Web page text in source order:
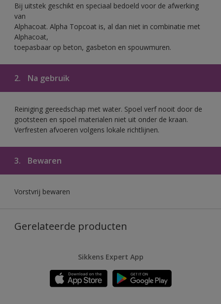
Bij uitstek geschikt en speciaal bedoeld voor de afwerking
van
Alphacoat. Alpha Topcoat is, al dan niet in combinatie met
Alphacoat,
toepasbaar op beton, gasbeton en spouwmuren.
2. Na gebruik
Reiniging gereedschap met water. Spoel verf nooit door de
gootsteen en spoel materialen niet uit onder de kraan.
Verfresten afvoeren volgens lokale richtlijnen.
3. Bewaren
Vorstvrij bewaren
Gerelateerde producten
Sikkens Expert App